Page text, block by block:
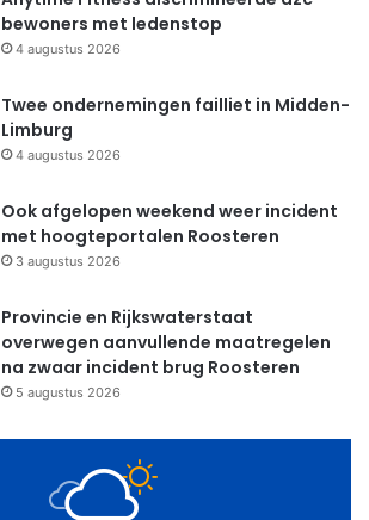
bewoners met ledenstop
4 augustus 2026
Twee ondernemingen failliet in Midden-
Limburg
4 augustus 2026
Ook afgelopen weekend weer incident
met hoogteportalen Roosteren
3 augustus 2026
Provincie en Rijkswaterstaat
overwegen aanvullende maatregelen
na zwaar incident brug Roosteren
5 augustus 2026